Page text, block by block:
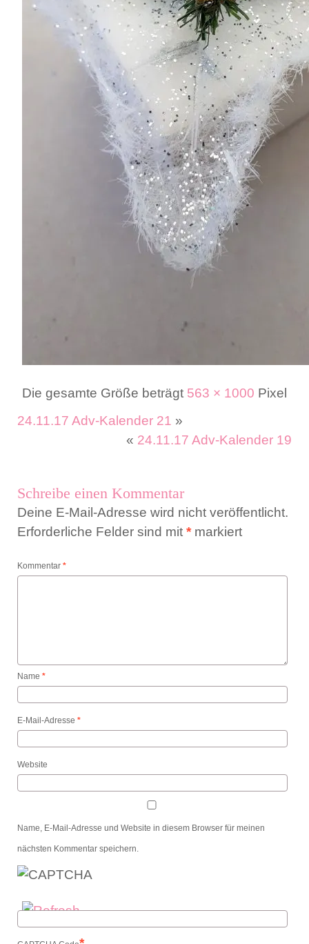
Die gesamte Größe beträgt 563 × 1000 Pixel
24.11.17 Adv-Kalender 21 »
« 24.11.17 Adv-Kalender 19
Schreibe einen Kommentar
Deine E-Mail-Adresse wird nicht veröffentlicht.
Erforderliche Felder sind mit *markiert
Kommentar *
Name *
E-Mail-Adresse *
Website
Name, E-Mail-Adresse und Website in diesem Browser für meinen
nächsten Kommentar speichern.